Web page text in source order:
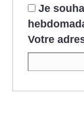
Je
Votre